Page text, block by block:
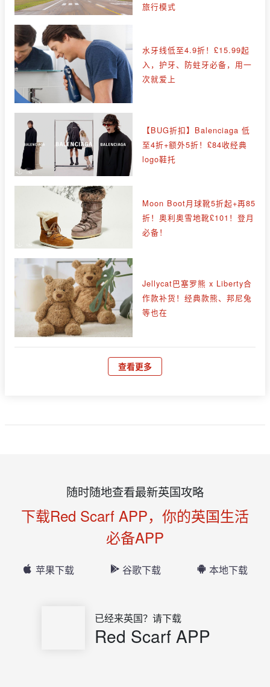
旅行模式
水牙线低至4.9折！£15.99起
入，护牙、防蛀牙必备，用一
次就爱上
【BUG折扣】Balenciaga 低
至4折+额外5折！£84收经典
logo鞋托
Moon Boot月球靴5折起+再85
折！奥利奥雪地靴£101！登月
必备！
Jellycat巴塞罗熊 x Liberty合
作款补货！经典款熊、邦尼兔
等也在
查看更多
随时随地查看最新英国攻略
下载Red Scarf APP，你的英国生活
必备APP
苹果下载 谷歌下载 本地下载
已经来英国？请下载
Red Scarf APP